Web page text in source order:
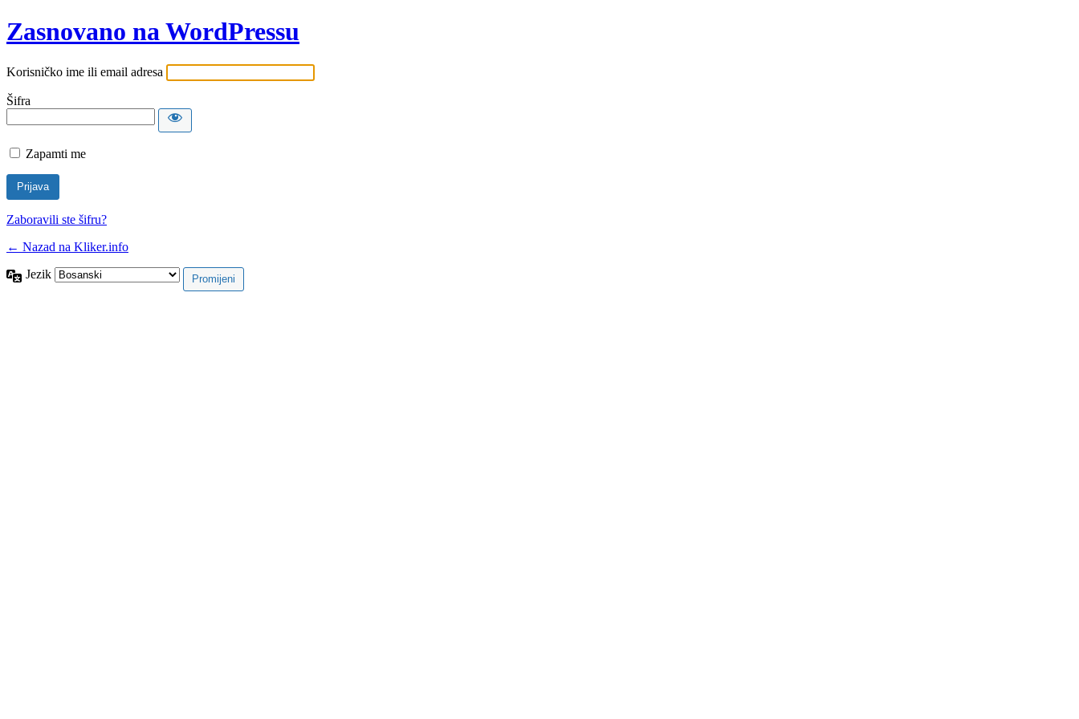
Zasnovano na WordPressu
Korisničko ime ili email adresa
Šifra
Zapamti me
Zaboravili ste šifru?
← Nazad na Kliker.info
Jezik